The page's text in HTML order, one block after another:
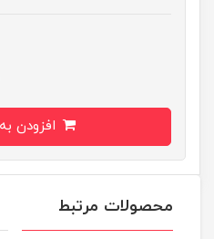
محصولات مرتبط